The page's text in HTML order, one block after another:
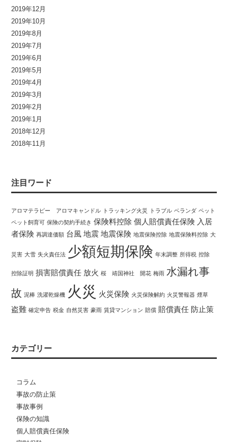
2019年12月
2019年10月
2019年8月
2019年7月
2019年6月
2019年5月
2019年4月
2019年3月
2019年2月
2019年1月
2018年12月
2018年11月
注目ワード
アロマテラピー アロマキャンドル トラッキング火災 トラブル ベランダ ペット
ペット飼育可 保険の契約手続き 保険料控除 個人賠償責任保険 入居
者保険 再調達価額 台風 地震 地震保険 地震保険控除 地震保険料控除 大
災害 大雪 失火責任法 少額短期保険 年末調整 所得税 控除
控除証明 損害賠償責任 放火 桜 靖国神社 開花 梅雨 水漏れ事
故 泥棒 洗濯乾燥機 火災 火災保険 火災保険解約 火災警報器 煙草
盗難 確定申告 税金 自然災害 豪雨 賃貸マンション 賠償 賠償責任 防止策
カテゴリー
コラム
事故の防止策
事故事例
保険の知識
個人賠償責任保険